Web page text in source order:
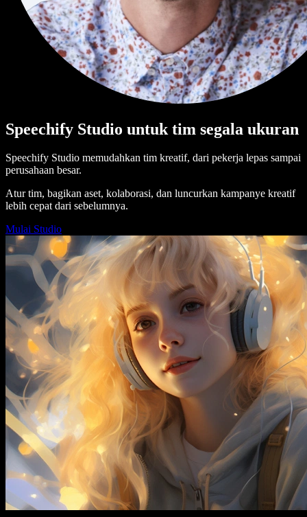
Speechify Studio untuk tim segala ukuran
Speechify Studio memudahkan tim kreatif, dari pekerja lepas sampai
perusahaan besar.
Atur tim, bagikan aset, kolaborasi, dan luncurkan kampanye kreatif
lebih cepat dari sebelumnya.
Mulai Studio